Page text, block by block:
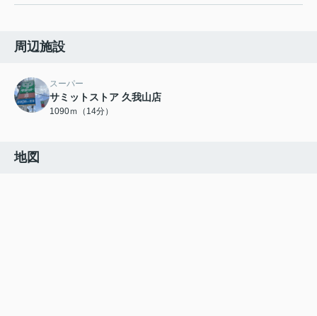
周辺施設
スーパー
サミットストア 久我山店
1090ｍ（14分）
地図